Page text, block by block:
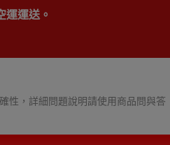
運送。
性，詳細問題說明請使用商品問與答